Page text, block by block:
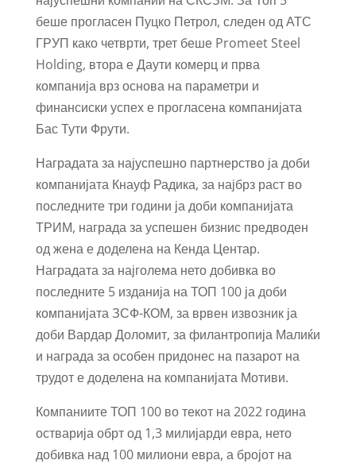
беше прогласен Пуцко Петрол, следен од АТС
ГРУП како четврти, трет беше Promeet Steel
Holding, втора е Даути комерц и прва
компанија врз основа на параметри и
финансиски успех е прогласена компанијата
Бас Тути Фрути.
Наградата за најуспешно партнерство ја доби
компанијата Кнауф Радика, за најбрз раст во
последните три години ја доби компанијата
ТРИМ, награда за успешен бизнис предводен
од жена е доделена на Кенда Центар.
Наградата за најголема нето добивка во
последните 5 изданија на ТОП 100 ја доби
компанијата ЗСФ-КОМ, за врвен извозник ја
доби Вардар Доломит, за филантропија Малиќи
и награда за особен придонес на пазарот на
трудот е доделена на компанијата Мотиви.
Компаниите ТОП 100 во текот на 2022 година
остварија обрт од 1,3 милијарди евра, нето
добивка над 100 милиони евра, а бројот на